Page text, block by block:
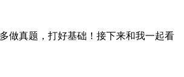
做真题，打好基础！接下来和我一起看